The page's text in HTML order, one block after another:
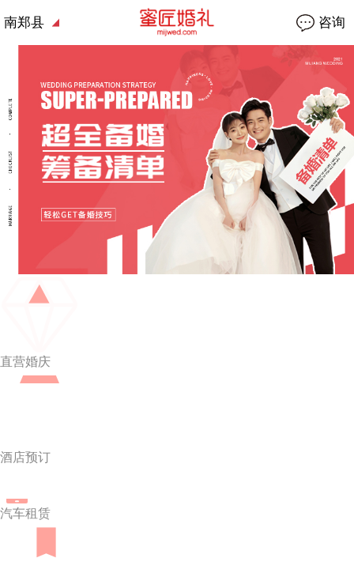
南郑县 咨询
直营婚庆
酒店预订
汽车租赁